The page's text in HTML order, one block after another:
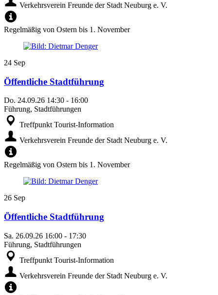
Verkehrsverein Freunde der Stadt Neuburg e. V.
Regelmäßig von Ostern bis 1. November
24 Sep
Öffentliche Stadtführung
Do. 24.09.26 14:30 - 16:00
Führung, Stadtführungen
Treffpunkt Tourist-Information
Verkehrsverein Freunde der Stadt Neuburg e. V.
Regelmäßig von Ostern bis 1. November
26 Sep
Öffentliche Stadtführung
Sa. 26.09.26 16:00 - 17:30
Führung, Stadtführungen
Treffpunkt Tourist-Information
Verkehrsverein Freunde der Stadt Neuburg e. V.